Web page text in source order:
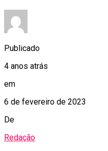
Publicado
4 anos atrás
em
6 de fevereiro de 2023
De
Redação